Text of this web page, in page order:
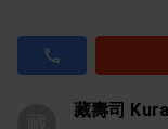
藏壽司